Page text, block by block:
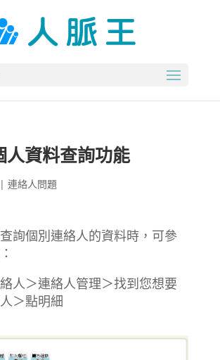
人資料查詢功能
連絡人問題
詢個別連絡人的資料時，可參
人＞連絡人管理＞找到您想要
＞點明細